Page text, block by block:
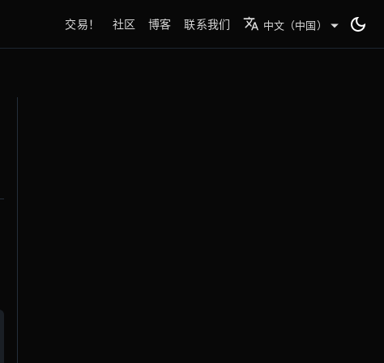
交易！ 社区 博客 联系我们 中文（中国）